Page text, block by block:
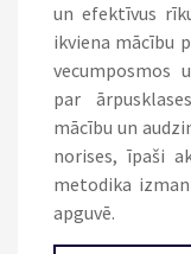
un efektīvus
ikviena mācību
vecumposmos
par
mācību un
norises, īpaši
metodika
apguvē.